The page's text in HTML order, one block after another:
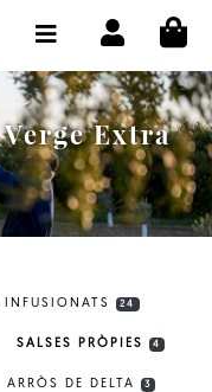
Extra
24
SALSES PRÒPIES 4
ARRÒS DE DELTA 3
ONLINE